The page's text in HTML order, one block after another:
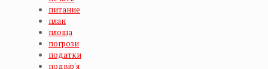
питание
план
площа
погрози
податки
подвір'я